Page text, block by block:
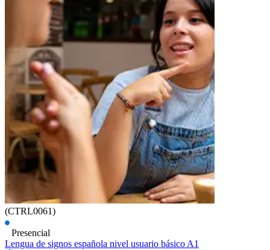
(CTRL0061)
Presencial
Lengua de signos española nivel usuario básico A1